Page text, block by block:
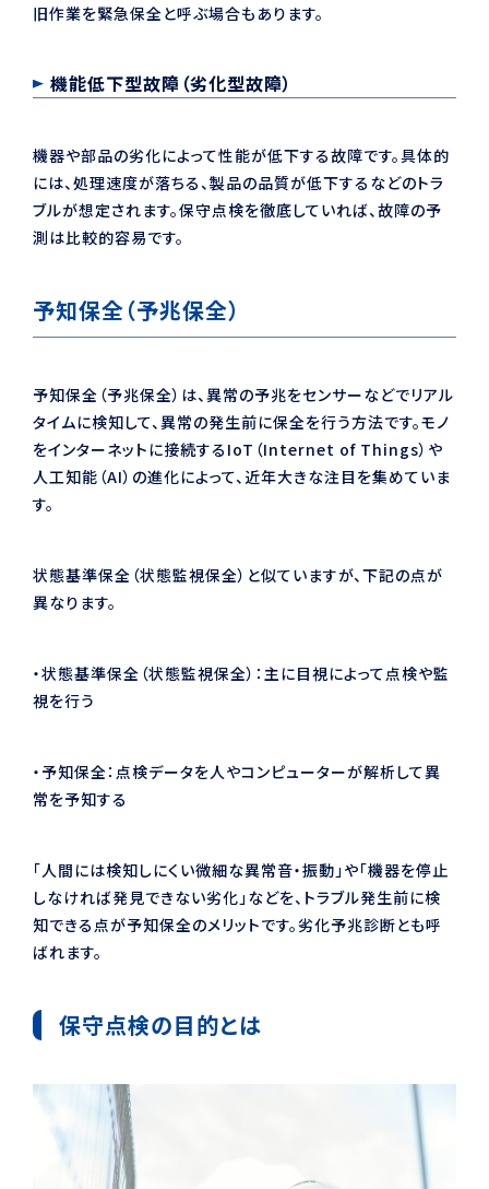
旧作業を緊急保全と呼ぶ場合もあります。
機能低下型故障（劣化型故障）
機器や部品の劣化によって性能が低下する故障です。具体的
には、処理速度が落ちる、製品の品質が低下するなどのトラ
ブルが想定されます。保守点検を徹底していれば、故障の予
測は比較的容易です。
予知保全（予兆保全）
予知保全（予兆保全）は、異常の予兆をセンサーなどでリアル
タイムに検知して、異常の発生前に保全を行う方法です。モノ
をインターネットに接続するIoT（Internet of Things）や
人工知能（AI）の進化によって、近年大きな注目を集めていま
す。
状態基準保全（状態監視保全）と似ていますが、下記の点が
異なります。
・状態基準保全（状態監視保全）：主に目視によって点検や監
視を行う
・予知保全：点検データを人やコンピューターが解析して異
常を予知する
「人間には検知しにくい微細な異常音・振動」や「機器を停止
しなければ発見できない劣化」などを、トラブル発生前に検
知できる点が予知保全のメリットです。劣化予兆診断とも呼
ばれます。
保守点検の目的とは